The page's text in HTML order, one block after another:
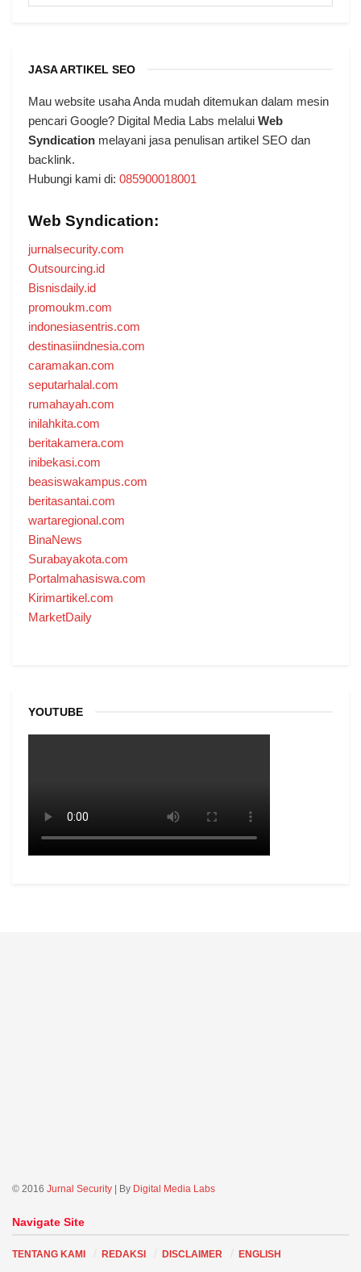
JASA ARTIKEL SEO
Mau website usaha Anda mudah ditemukan dalam mesin
pencari Google? Digital Media Labs melalui Web
Syndication melayani jasa penulisan artikel SEO dan
backlink.
Hubungi kami di: 085900018001
Web Syndication:
jurnalsecurity.com
Outsourcing.id
Bisnisdaily.id
promoukm.com
indonesiasentris.com
destinasiindnesia.com
caramakan.com
seputarhalal.com
rumahayah.com
inilahkita.com
beritakamera.com
inibekasi.com
beasiswakampus.com
beritasantai.com
wartaregional.com
BinaNews
Surabayakota.com
Portalmahasiswa.com
Kirimartikel.com
MarketDaily
YOUTUBE
© 2016 Jurnal Security | By Digital Media Labs
Navigate Site
TENTANG KAMI REDAKSI DISCLAIMER ENGLISH